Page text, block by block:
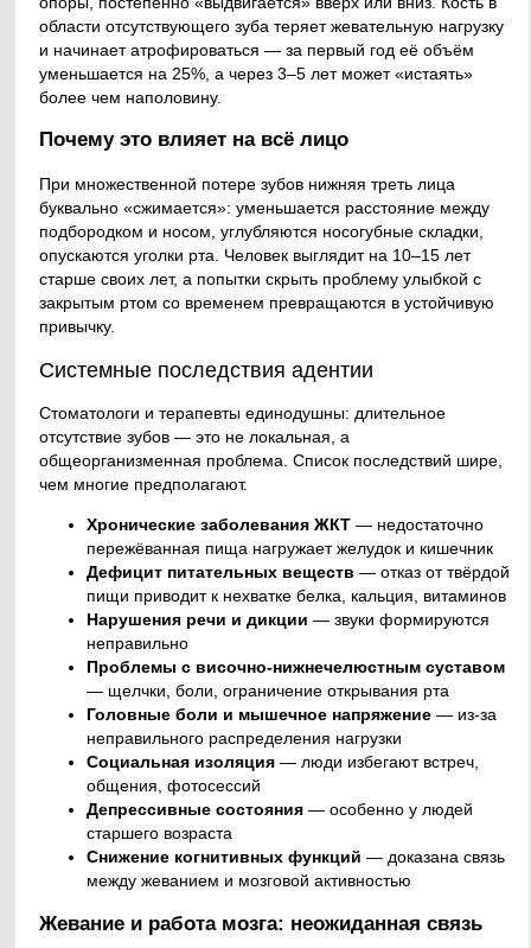
области отсутствующего зуба теряет жевательную нагрузку
и начинает атрофироваться — за первый год её объём
уменьшается на 25%, а через 3–5 лет может «истаять»
более чем наполовину.
Почему это влияет на всё лицо
При множественной потере зубов нижняя треть лица
буквально «сжимается»: уменьшается расстояние между
подбородком и носом, углубляются носогубные складки,
опускаются уголки рта. Человек выглядит на 10–15 лет
старше своих лет, а попытки скрыть проблему улыбкой с
закрытым ртом со временем превращаются в устойчивую
привычку.
Системные последствия адентии
Стоматологи и терапевты единодушны: длительное
отсутствие зубов — это не локальная, а
общеорганизменная проблема. Список последствий шире,
чем многие предполагают.
Хронические заболевания ЖКТ — недостаточно
пережёванная пища нагружает желудок и кишечник
Дефицит питательных веществ — отказ от твёрдой
пищи приводит к нехватке белка, кальция, витаминов
Нарушения речи и дикции — звуки формируются
неправильно
Проблемы с височно-нижнечелюстным суставом
— щелчки, боли, ограничение открывания рта
Головные боли и мышечное напряжение — из-за
неправильного распределения нагрузки
Социальная изоляция — люди избегают встреч,
общения, фотосессий
Депрессивные состояния — особенно у людей
старшего возраста
Снижение когнитивных функций — доказана связь
между жеванием и мозговой активностью
Жевание и работа мозга: неожиданная связь